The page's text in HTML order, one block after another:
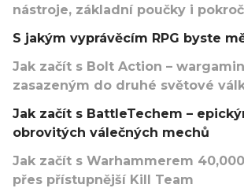
nástroje, základní poučky i
S jakým vyprávěcím RPG byste
Jak začít s Bolt Action –
zasazeným do druhé světové
Jak začít s BattleTechem –
obrovitých válečných mechů
Jak začít s Warhammerem
přes přístupnější Kill Team